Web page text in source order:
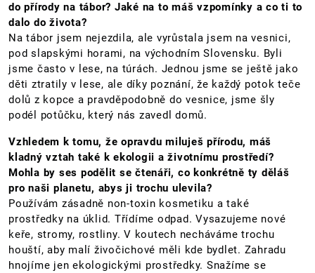
do přírody na tábor? Jaké na to máš vzpomínky a co ti to
dalo do života?
Na tábor jsem nejezdila, ale vyrůstala jsem na vesnici,
pod slapskými horami, na východním Slovensku. Byli
jsme často v lese, na túrách. Jednou jsme se ještě jako
děti ztratily v lese, ale díky poznání, že každý potok teče
dolů z kopce a pravděpodobně do vesnice, jsme šly
podél potůčku, který nás zavedl domů.
Vzhledem k tomu, že opravdu miluješ přírodu, máš
kladný vztah také k ekologii a životnímu prostředí?
Mohla by ses podělit se čtenáři, co konkrétně ty děláš
pro naši planetu, abys ji trochu ulevila?
Používám zásadně non-toxin kosmetiku a také
prostředky na úklid. Třídíme odpad. Vysazujeme nové
keře, stromy, rostliny. V koutech necháváme trochu
houští, aby malí živočichové měli kde bydlet. Zahradu
hnojíme jen ekologickými prostředky. Snažíme se